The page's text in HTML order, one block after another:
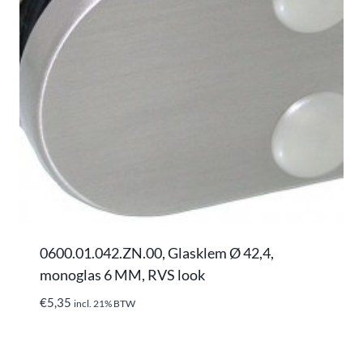
0600.01.042.ZN.00, Glasklem Ø 42,4,
monoglas 6 MM, RVS look
€5,35 incl. 21% BTW